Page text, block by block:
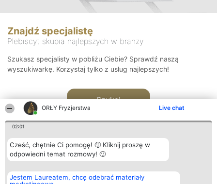
ORŁY Fryzjerstwa Live chat
02:01
Cześć, chętnie Ci pomogę! 🙂 Kliknij proszę w
odpowiedni temat rozmowy! 🙂
Jestem Laureatem, chcę odebrać materiały
Znajdź specjalistę
Plebiscyt skupia najlepszych w branży
Szukasz specjalisty w pobliżu Ciebie? Sprawdź naszą
wyszukiwarkę. Korzystaj tylko z usług najlepszych!
Szukaj
Organizator plebiscytu
Bright Side Solutions sp. z o.
Plebiscyt
Laureaci
Kontakt
Kontakt